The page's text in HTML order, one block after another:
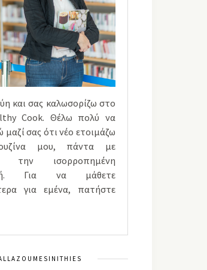
και σας καλωσορίζω στο
Cook. Θέλω πολύ να
μαζί σας ότι νέο ετοιμάζω
μου, πάντα με
την ισορροπημένη
Για να μάθετε
για εμένα, πατήστε